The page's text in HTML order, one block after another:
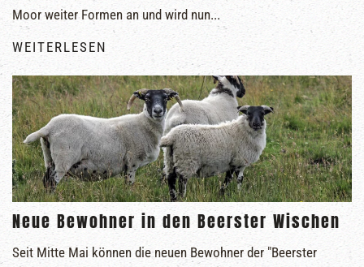
Moor weiter Formen an und wird nun...
WEITERLESEN
Neue Bewohner in den Beerster Wischen
Seit Mitte Mai können die neuen Bewohner der "Beerster